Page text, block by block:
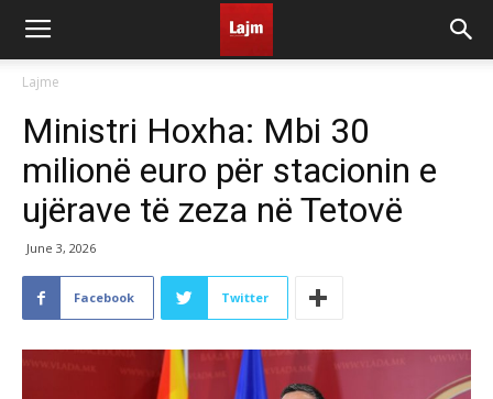
Lajme
Ministri Hoxha: Mbi 30
milionë euro për stacionin e
ujërave të zeza në Tetovë
June 3, 2026
Facebook Twitter